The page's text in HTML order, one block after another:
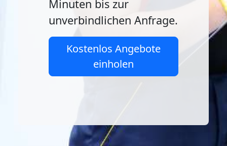
Minuten bis zur
unverbindlichen Anfrage.
Kostenlos Angebote
einholen